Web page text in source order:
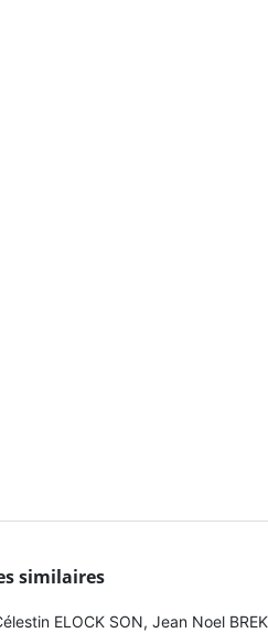
similaires
ELOCK SON, Jean Noel